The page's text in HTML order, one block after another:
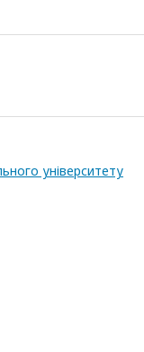
університету